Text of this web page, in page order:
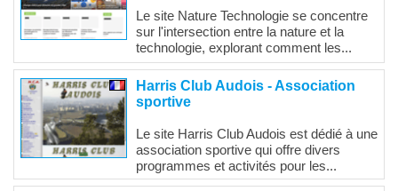
Le site Nature Technologie se concentre
sur l'intersection entre la nature et la
technologie, explorant comment les...
Harris Club Audois - Association
sportive
Le site Harris Club Audois est dédié à une
association sportive qui offre divers
programmes et activités pour les...